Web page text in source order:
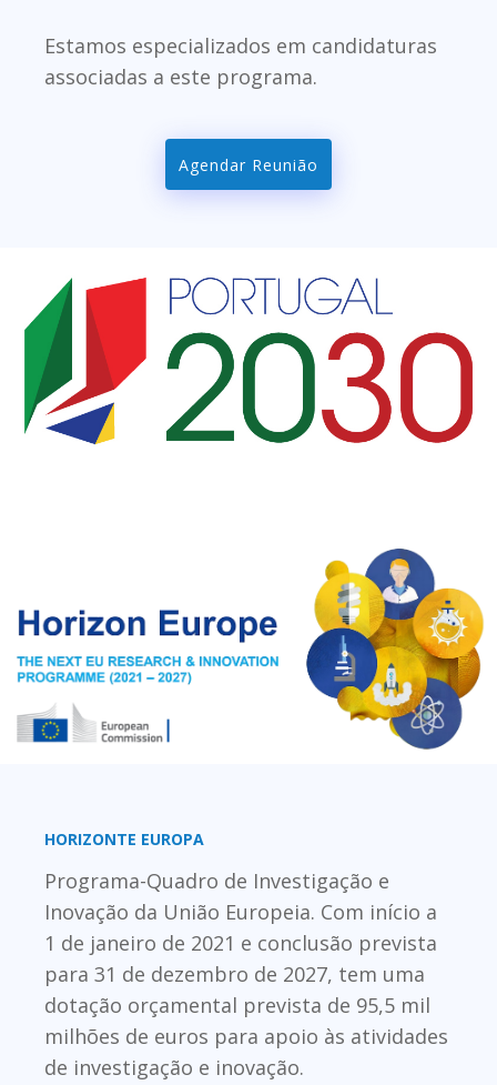
Estamos especializados em candidaturas
associadas a este programa.
Agendar Reunião
HORIZONTE EUROPA
Programa-Quadro de Investigação e
Inovação da União Europeia. Com início a
1 de janeiro de 2021 e conclusão prevista
para 31 de dezembro de 2027, tem uma
dotação orçamental prevista de 95,5 mil
milhões de euros para apoio às atividades
de investigação e inovação.